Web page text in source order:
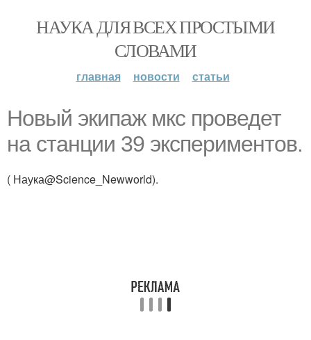
НАУКА ДЛЯ ВСЕХ ПРОСТЫМИ
СЛОВАМИ
главная новости статьи
Новый экипаж мкс проведет
на станции 39 экспериментов.
( Наука@Science_Newworld).